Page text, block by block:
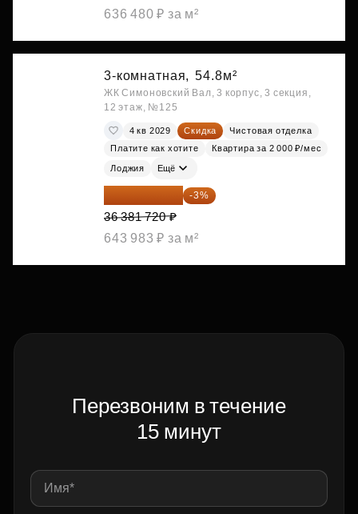
636 480 ₽ за м²
3-комнатная, 54.8м²
ЖК Симоновский Вал, 3 корпус, 3 секция,
12 этаж, №125
4 кв 2029 Скидка
Чистовая отделка
Платите как хотите
Квартира за 2 000 ₽/мес
Лоджия Ещё
35 290 268 ₽ -3%
36 381 720 ₽
643 983 ₽ за м²
Перезвоним в течение
15 минут